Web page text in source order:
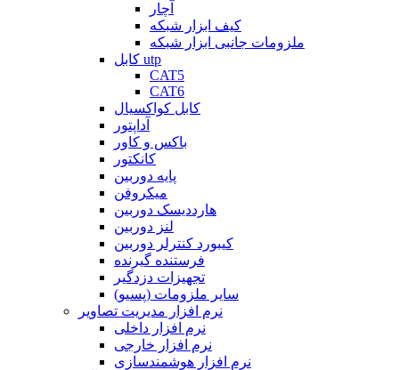
آچار
کیف ابزار شبکه
ملزومات جانبی ابزار شبکه
کابل utp
CAT5
CAT6
کابل کواکسیال
آداپتور
باکس و کاور
کانکتور
پایه دوربین
میکروفن
هارددیسک دوربین
لنز دوربین
کیبورد کنترلر دوربین
فرستنده گیرنده
تجهیزات دزدگیر
سایر ملزومات (پسیو)
نرم افزار مدیریت تصاویر
نرم افزار داخلی
نرم افزار خارجی
نرم افزار هوشمندسازی